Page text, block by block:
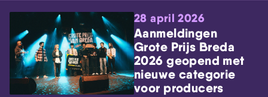
28 april 2026
Aanmeldingen
Grote Prijs Breda
2026 geopend met
nieuwe categorie
voor producers